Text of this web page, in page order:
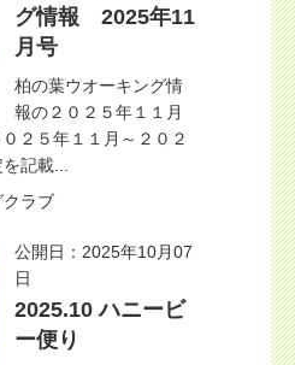
グ情報 2025年11
月号
柏の葉ウオーキング情
報の２０２５年１１月
２５年１１月～２０２
記載...
ラブ
公開日：2025年10月07
日
2025.10 ハニービ
ー便り